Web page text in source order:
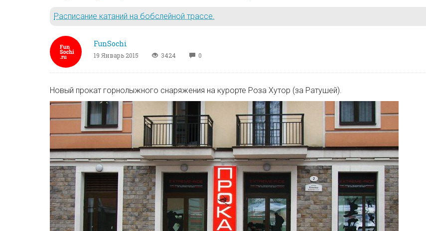
Расписание катаний на бобслейной трассе.
FunSochi
19 Январь 2015 3424 0
Новый прокат горнолыжного снаряжения на курорте Роза Хутор (за Ратушей).